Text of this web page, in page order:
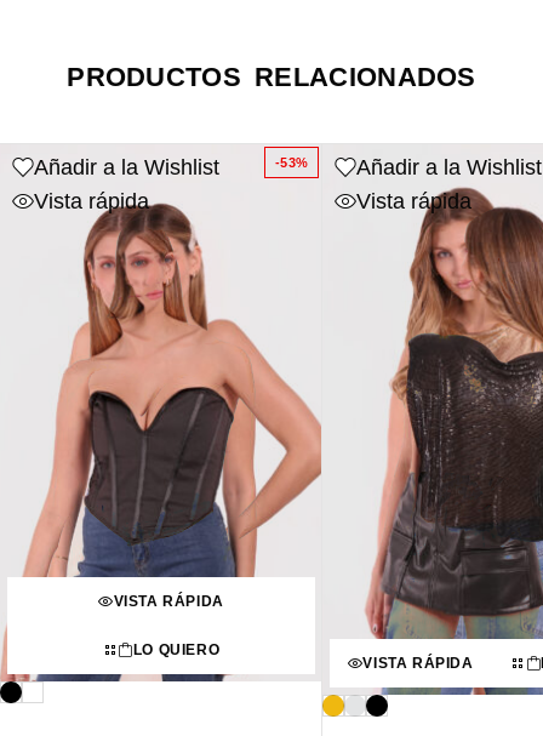
PRODUCTOS RELACIONADOS
-53%
Añadir a la Wishlist
Vista rápida
VISTA RÁPIDA
LO QUIERO
Añadir a la Wishlist
Vista rápida
VISTA RÁPIDA